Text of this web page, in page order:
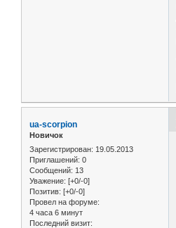
ua-scorpion
Новичок
Зарегистрирован: 19.05.2013
Приглашений: 0
Сообщений: 13
Уважение: [+0/-0]
Позитив: [+0/-0]
Провел на форуме:
4 часа 6 минут
Последний визит: